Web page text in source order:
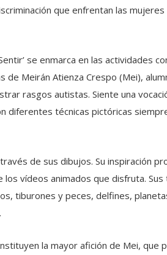
que enfrentan las
se enmarca en las actividades
de Meirán Atienza Crespo (Mei),
rasgos autistas. Siente una
diferentes técnicas pictóricas
de sus dibujos. Su inspiración
los vídeos animados que disfruta.
tiburones y peces, delfines,
la mayor afición de Mei, que